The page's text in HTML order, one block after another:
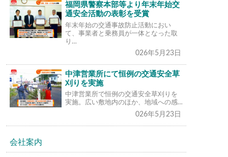
福岡県警察本部等より年末年始交
通安全活動の表彰を受賞
年末年始の交通事故防止活動におい
て、事業者と乗務員が一体となった取
り…
026年5月23日
中津営業所にて恒例の交通安全草
刈りを実施
中津営業所で恒例の交通安全草刈りを
実施。広い敷地内のほか、地域への感…
026年5月23日
会社案内